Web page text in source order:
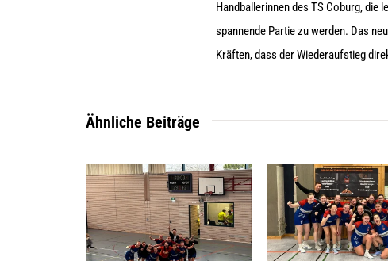
Handballerinnen des TS Coburg, die
spannende Partie zu werden. Das
Kräften, dass der Wiederaufstieg
Ähnliche Beiträge